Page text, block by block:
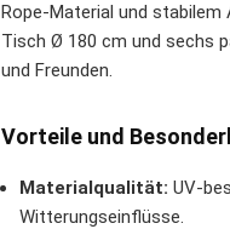
Rope-Material und
Tisch Ø 180 cm und sechs
und Freunden.
Vorteile und
Materialqualität: UV-
Witterungseinflüsse.